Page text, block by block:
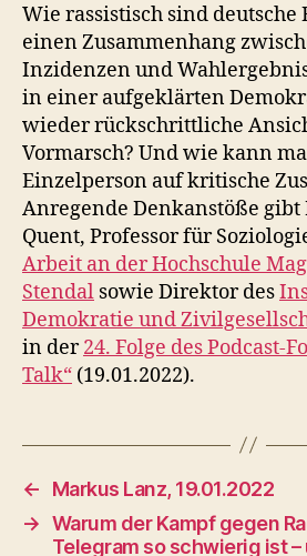
Wie rassistisch sind deutsche
einen Zusammenhang
Inzidenzen und
in einer aufgeklärten
wieder rückschrittliche
Vormarsch? Und wie kann
Einzelperson auf kritische
Anregende Denkanstöße gibt
Quent, Professor für
Arbeit an der Hochschule
Stendal sowie Direktor des
Demokratie und
in der24. Folge des Podcast-
Talk“ (19.01.2022).
←
Markus Lanz, 19.01.2022
→ Warum der Kampf gegen
Telegram so schwierig ist